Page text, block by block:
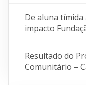
De aluna
impacto
Resultado do
Comunitário –